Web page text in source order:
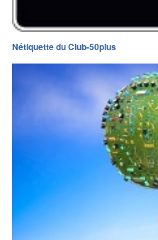
Nétiquette du Club-50plus